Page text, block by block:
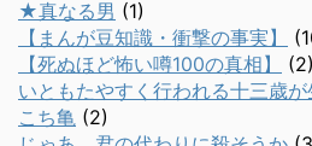
★真なる男 (1)
【まんが豆知識・衝撃の事実】
【死ぬほど怖い噂100の真相】
(2)
いともたやすく行われる十三歳
こち亀 (2)